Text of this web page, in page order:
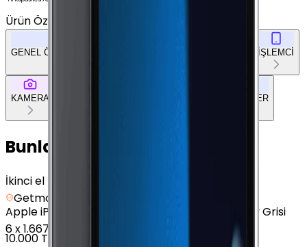
Ürün Özellikleri
GENEL ÖZELLİKLER İŞLEMCİ
KAMERA DOKÜMAN & DİĞER
Bunları da Beğenebilirsin
İkinci el
Getmobil Güvencesi
AppleiPad (7. Nesil) - 32 GB - 10.2" - GPS - Uzay Grisi
6x1.667 TL
10.000 TL